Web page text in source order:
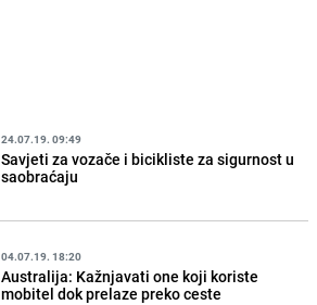
24.07.19. 09:49
Savjeti za vozače i bicikliste za sigurnost u
saobraćaju
04.07.19. 18:20
Australija: Kažnjavati one koji koriste
mobitel dok prelaze preko ceste